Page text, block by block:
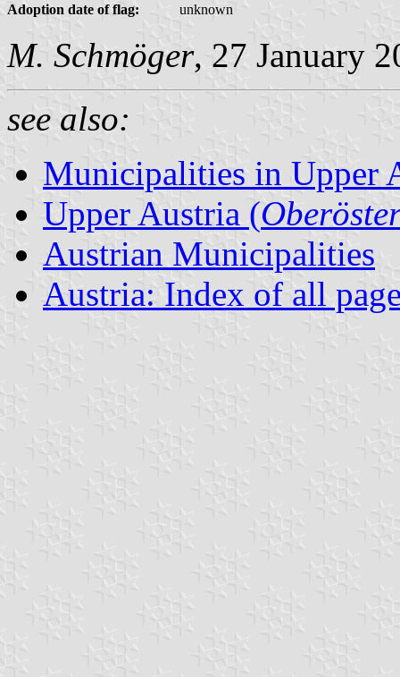
Adoption date of flag:
unknown
M. Schmöger, 27 January
see also:
Municipalities in Upper
Upper Austria (
Austrian Municipalities
Austria: Index of all